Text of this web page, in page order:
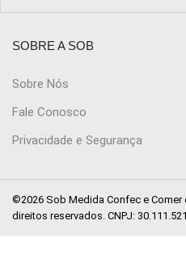
SOBRE A SOB
Sobre Nós
Fale Conosco
Privacidade e Segurança
©2026 Sob Medida Confec e Comer
direitos reservados. CNPJ: